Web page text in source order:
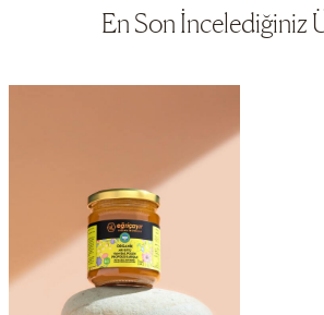
En Son İncelediğiniz